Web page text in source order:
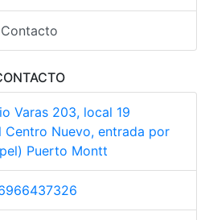
Contacto
Varas 203, local 19
Centro Nuevo, entrada por
Puerto Montt